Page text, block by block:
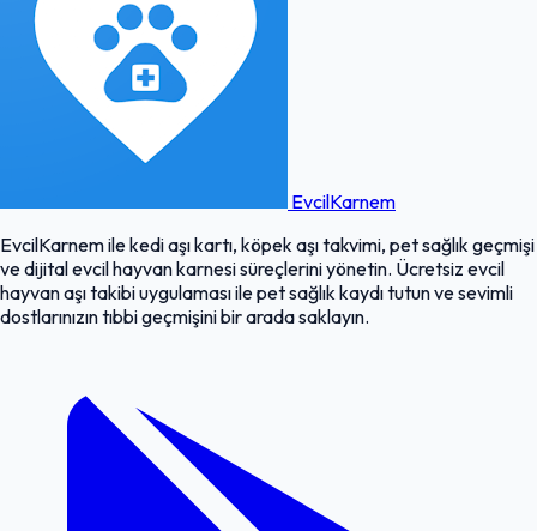
EvcilKarnem
EvcilKarnem ile kedi aşı kartı, köpek aşı takvimi, pet sağlık geçmişi
ve dijital evcil hayvan karnesi süreçlerini yönetin. Ücretsiz evcil
hayvan aşı takibi uygulaması ile pet sağlık kaydı tutun ve sevimli
dostlarınızın tıbbi geçmişini bir arada saklayın.